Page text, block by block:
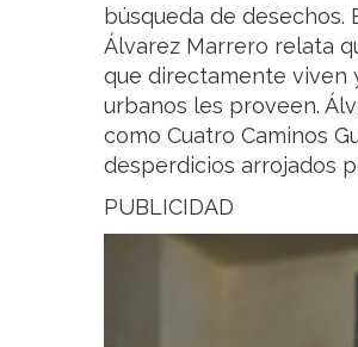
búsqueda de desechos.
Álvarez Marrero relata
que directamente viven
urbanos les proveen.
como Cuatro Caminos
desperdicios arrojados
PUBLICIDAD